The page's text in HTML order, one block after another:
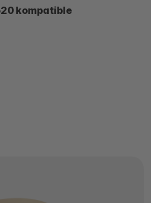
kompatible